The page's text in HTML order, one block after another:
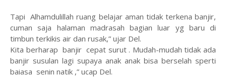
Tapi Alhamdulillah ruang belajar aman tidak terkena banjir,
cuman saja halaman madrasah bagian luar yg baru di
timbun terkikis air dan rusak,” ujar Del.
Kita berharap banjir cepat surut . Mudah-mudah tidak ada
banjir susulan lagi supaya anak anak bisa berselah sperti
baiasa senin natik ,” ucap Del.